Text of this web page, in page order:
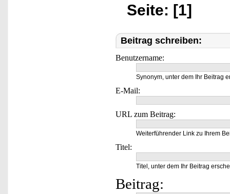
Seite: [1]
Beitrag schreiben:
Benutzername:
Synonym, unter dem Ihr Beitrag
E-Mail:
URL zum Beitrag:
Weiterführender Link zu Ihrem
Titel:
Titel, unter dem Ihr Beitrag
Beitrag: